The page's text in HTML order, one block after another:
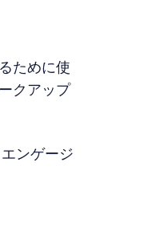
ために使
クアップ
ンゲージ